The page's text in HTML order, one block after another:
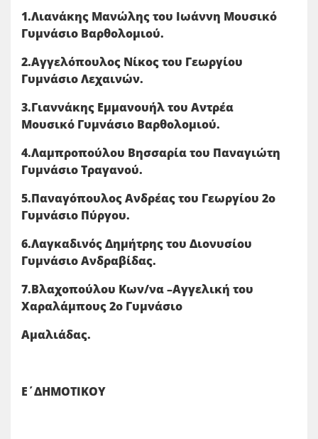
1.Λιανάκης Μανώλης του Ιωάννη Μουσικό
Γυμνάσιο Βαρθολομιού.
2.Αγγελόπουλος Νίκος του Γεωργίου
Γυμνάσιο Λεχαινών.
3.Γιαννάκης Εμμανουήλ του Αντρέα
Μουσικό Γυμνάσιο Βαρθολομιού.
4.Λαμπροπούλου Βησσαρία του Παναγιώτη
Γυμνάσιο Τραγανού.
5.Παναγόπουλος Ανδρέας του Γεωργίου 2ο
Γυμνάσιο Πύργου.
6.Λαγκαδινός Δημήτρης του Διονυσίου
Γυμνάσιο Ανδραβίδας.
7.Βλαχοπούλου Κων/να –Αγγελική του
Χαραλάμπους 2ο Γυμνάσιο
Αμαλιάδας.
Ε΄ΔΗΜΟΤΙΚΟΥ